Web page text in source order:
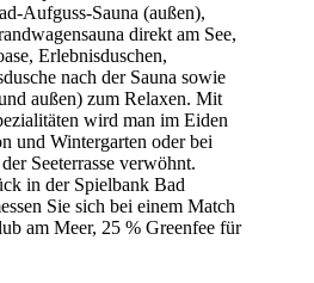
Aufguss-Sauna (außen),
direkt am See,
Erlebnisduschen,
nach der Sauna sowie
außen) zum Relaxen. Mit
wird man im Eiden
und Wintergarten oder bei
Seeterrasse verwöhnt.
in der Spielbank Bad
Sie sich bei einem Match
am Meer, 25 % Greenfee für